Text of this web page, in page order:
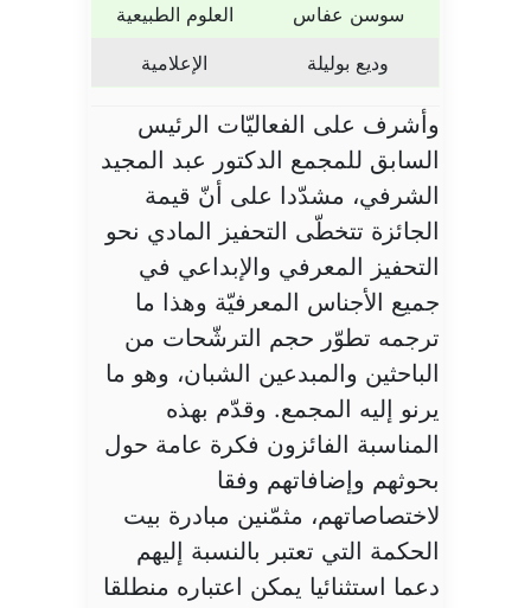
سوسن عفاس العلوم الطبيعية
وديع بوليلة الإعلامية
وأشرف على الفعاليّات الرئيس
السابق للمجمع الدكتور عبد المجيد
الشرفي، مشدّدا على أنّ قيمة
الجائزة تتخطّى التحفيز المادي نحو
التحفيز المعرفي والإبداعي في
جميع الأجناس المعرفيّة وهذا ما
ترجمه تطوّر حجم الترشّحات من
الباحثين والمبدعين الشبان، وهو ما
يرنو إليه المجمع. وقدّم بهذه
المناسبة الفائزون فكرة عامة حول
بحوثهم وإضافاتهم وفقا
لاختصاصاتهم، مثمّنين مبادرة بيت
الحكمة التي تعتبر بالنسبة إليهم
دعما استثنائيا يمكن اعتباره منطلقا